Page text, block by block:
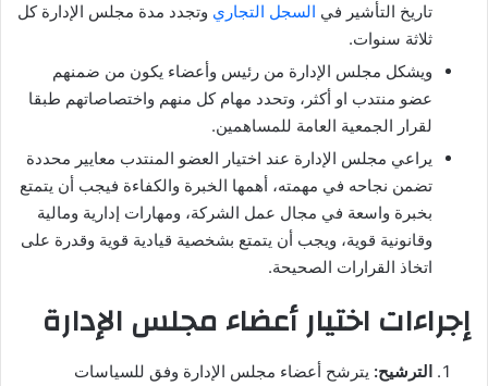
تاريخ التأشير في السجل التجاري وتجدد مدة مجلس الإدارة كل
ثلاثة سنوات.
ويشكل مجلس الإدارة من رئيس وأعضاء يكون من ضمنهم
عضو منتدب او أكثر، وتحدد مهام كل منهم واختصاصاتهم طبقا
لقرار الجمعية العامة للمساهمين.
يراعي مجلس الإدارة عند اختيار العضو المنتدب معايير محددة
تضمن نجاحه في مهمته، أهمها الخبرة والكفاءة فيجب أن يتمتع
بخبرة واسعة في مجال عمل الشركة، ومهارات إدارية ومالية
وقانونية قوية، ويجب أن يتمتع بشخصية قيادية قوية وقدرة على
اتخاذ القرارات الصحيحة.
إجراءات اختيار أعضاء مجلس الإدارة
الترشيح: يترشح أعضاء مجلس الإدارة وفق للسياسات